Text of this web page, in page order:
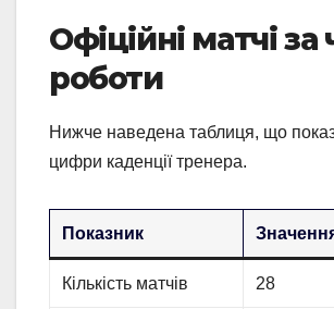
Офіційні матчі за
роботи
Нижче наведена таблиця, що
цифри каденції тренера.
Показник
Кількість матчів 28